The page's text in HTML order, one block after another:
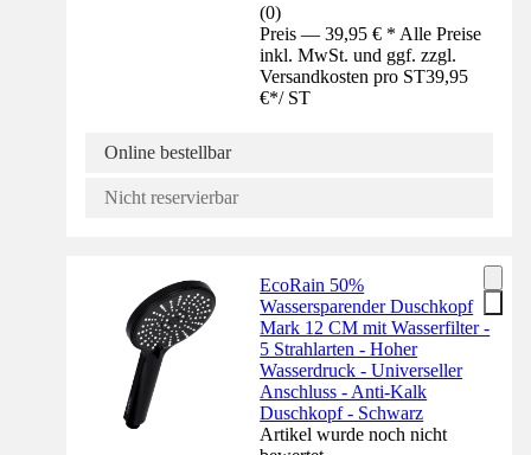
(0)
Preis — 39,95 € * Alle Preise
inkl. MwSt. und ggf. zzgl.
Versandkosten pro ST39,95
€*/ ST
Online bestellbar
Nicht reservierbar
EcoRain 50%
Wassersparender Duschkopf
Mark 12 CM mit Wasserfilter -
5 Strahlarten - Hoher
Wasserdruck - Universeller
Anschluss - Anti-Kalk
Duschkopf - Schwarz
Artikel wurde noch nicht